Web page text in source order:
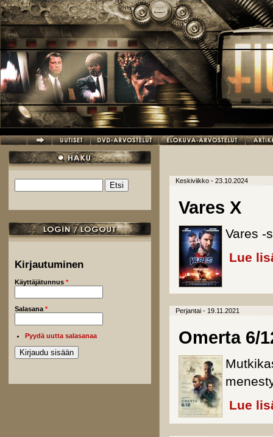
Hyppää pääsisältöön
Hakulomake
Kirjautuminen
Käyttäjätunnus *
Salasana *
Pyydä uutta salasanaa
Keskiviikko - 23.10.2024
Vares X
Vares -
Lue
Perjantai - 19.11.2021
Omerta 6/
Lue